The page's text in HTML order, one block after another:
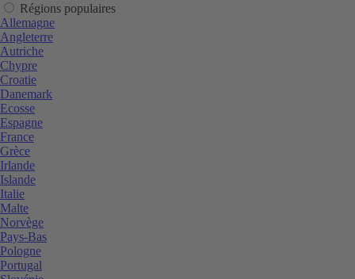
Régions populaires
Allemagne
Angleterre
Autriche
Chypre
Croatie
Danemark
Ecosse
Espagne
France
Grèce
Irlande
Islande
Italie
Malte
Norvège
Pays-Bas
Pologne
Portugal